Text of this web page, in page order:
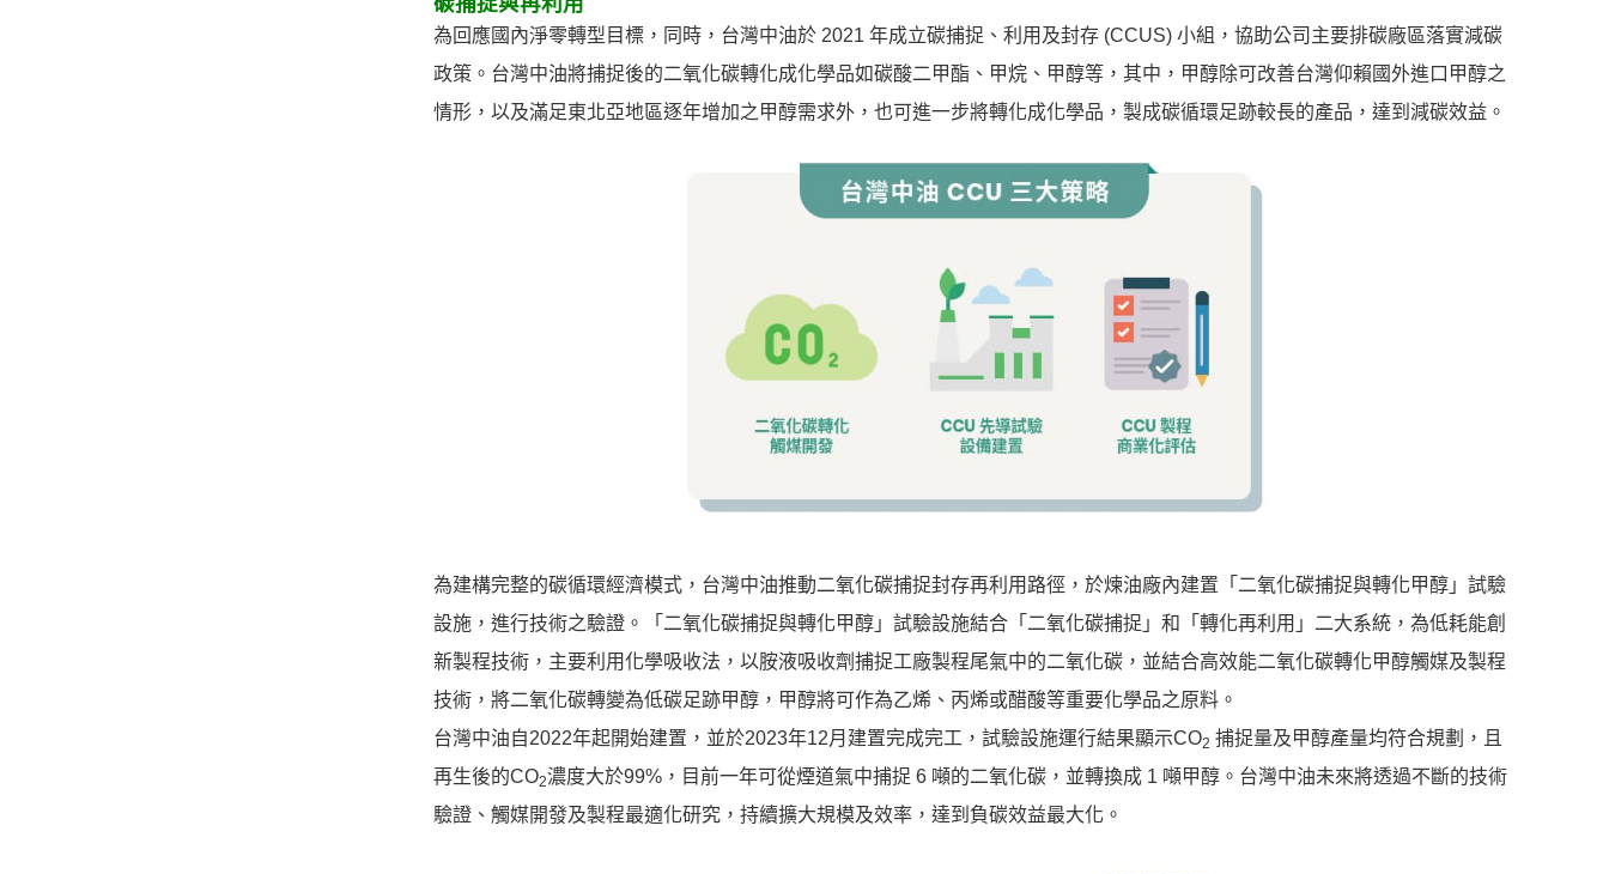
為回應國內淨零轉型目標，同時，台灣中油於 2021 年成立碳捕捉、利用及封存 (CCUS) 小組，協助公司主要排碳廠區落實減碳
政策。台灣中油將捕捉後的二氧化碳轉化成化學品如碳酸二甲酯、甲烷、甲醇等，其中，甲醇除可改善台灣仰賴國外進口甲醇之
情形，以及滿足東北亞地區逐年增加之甲醇需求外，也可進一步將轉化成化學品，製成碳循環足跡較長的產品，達到減碳效益。
為建構完整的碳循環經濟模式，台灣中油推動二氧化碳捕捉封存再利用路徑，於煉油廠內建置「二氧化碳捕捉與轉化甲醇」試驗
設施，進行技術之驗證。「二氧化碳捕捉與轉化甲醇」試驗設施結合「二氧化碳捕捉」和「轉化再利用」二大系統，為低耗能創
新製程技術，主要利用化學吸收法，以胺液吸收劑捕捉工廠製程尾氣中的二氧化碳，並結合高效能二氧化碳轉化甲醇觸媒及製程
技術，將二氧化碳轉變為低碳足跡甲醇，甲醇將可作為乙烯、丙烯或醋酸等重要化學品之原料。
台灣中油自2022年起開始建置，並於2023年12月建置完成完工，試驗設施運行結果顯示CO2 捕捉量及甲醇產量均符合規劃，且
再生後的CO2濃度大於99%，目前一年可從煙道氣中捕捉 6 噸的二氧化碳，並轉換成 1 噸甲醇。台灣中油未來將透過不斷的技術
驗證、觸媒開發及製程最適化研究，持續擴大規模及效率，達到負碳效益最大化。